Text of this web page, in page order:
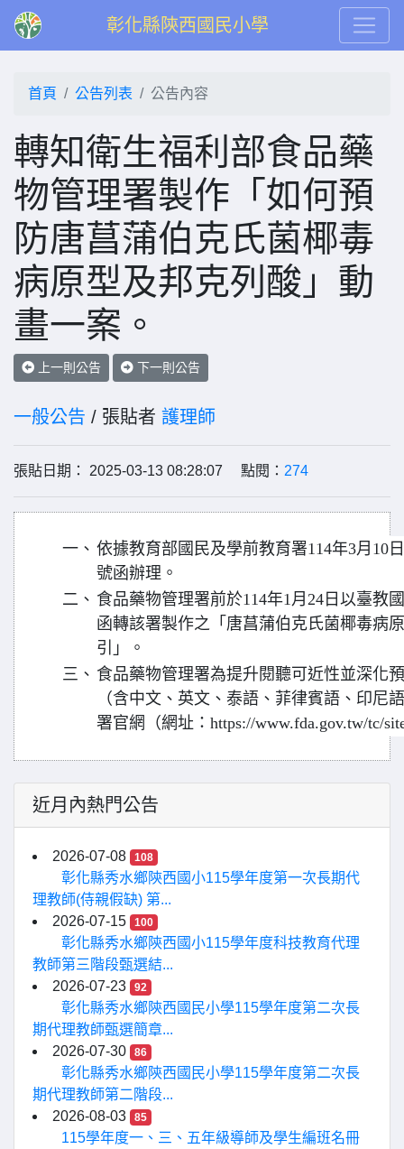
彰化縣陝西國民小學
首頁 公告列表 公告內容
轉知衛生福利部食品藥
物管理署製作「如何預
防唐菖蒲伯克氏菌椰毒
病原型及邦克列酸」動
畫一案。
上一則公告 下一則公告
一般公告 / 張貼者 護理師
張貼日期： 2025-03-13 08:28:07 點閱： 274
一、 依據教育部國民及學前教育署114年3月10
號函辦理。
二、 食品藥物管理署前於114年1月24日以臺教
函轉該署製作之「唐菖蒲伯克氏菌椰毒病
引」。
三、 食品藥物管理署為提升閱聽可近性並深化
（含中文、英文、泰語、菲律賓語、印尼
署官網（網址：https://www.fda.gov.tw/tc/
近月內熱門公告
2026-07-08 108
彰化縣秀水鄉陝西國小115學年度第一次長期代
理教師(侍親假缺) 第...
2026-07-15
100
彰化縣秀水鄉陝西國小115學年度科技教育代理
教師第三階段甄選結...
2026-07-23
92
彰化縣秀水鄉陝西國民小學115學年度第二次長
期代理教師甄選簡章...
2026-07-30
86
彰化縣秀水鄉陝西國民小學115學年度第二次長
期代理教師第二階段...
2026-08-03
85
115學年度一、三、五年級導師及學生編班名冊